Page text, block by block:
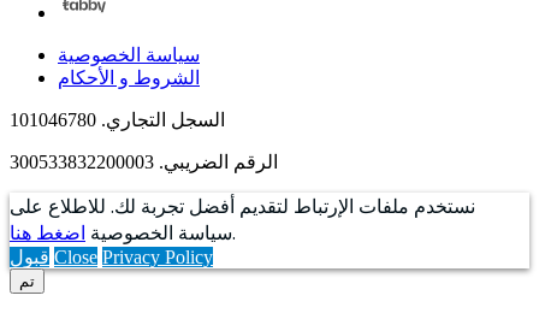
سياسة الخصوصية
الشروط و الأحكام
السجل التجاري. 101046780
الرقم الضريبي. 300533832200003
نستخدم ملفات الإرتباط لتقديم أفضل تجربة لك. للاطلاع على
سياسة الخصوصية اضغط هنا .
قبول Close Privacy Policy
تم